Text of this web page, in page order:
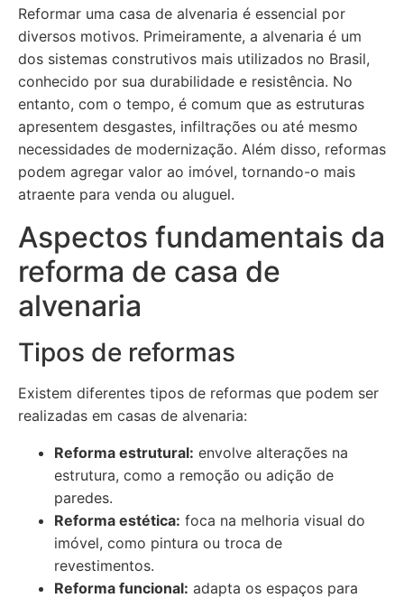
Reformar uma casa de alvenaria é essencial por
diversos motivos. Primeiramente, a alvenaria é um
dos sistemas construtivos mais utilizados no Brasil,
conhecido por sua durabilidade e resistência. No
entanto, com o tempo, é comum que as estruturas
apresentem desgastes, infiltrações ou até mesmo
necessidades de modernização. Além disso, reformas
podem agregar valor ao imóvel, tornando-o mais
atraente para venda ou aluguel.
Aspectos fundamentais da
reforma de casa de
alvenaria
Tipos de reformas
Existem diferentes tipos de reformas que podem ser
realizadas em casas de alvenaria:
Reforma estrutural: envolve alterações na
estrutura, como a remoção ou adição de
paredes.
Reforma estética: foca na melhoria visual do
imóvel, como pintura ou troca de
revestimentos.
Reforma funcional: adapta os espaços para